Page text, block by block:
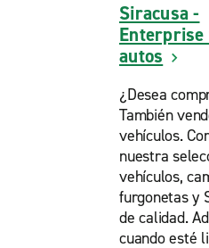
Siracusa -
Enterprise
autos
¿Desea
También
vehículos.
nuestra
vehículos,
furgonetas y
de calidad.
cuando esté